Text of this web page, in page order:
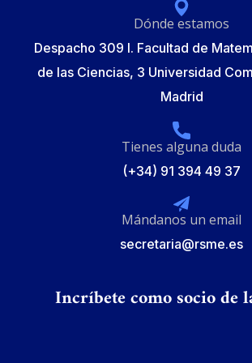
Dónde estamos
Despacho 309 I. Facultad de
de las Ciencias, 3 Universidad
Madrid
Tienes alguna duda
(+34) 91 394 49 37
Mándanos un email
secretaria@rsme.es
Incríbete como socio de